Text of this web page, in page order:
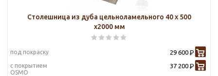
Столешница из дуба цельноламельного 40 х 500
х2000 мм
под покраску 29 600 Р
с покрытием
OSMO
37 200 Р